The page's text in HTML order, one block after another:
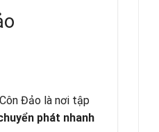
Đảo là nơi tập
phát nhanh